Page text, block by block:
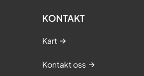
KONTAKT
Kart
Kontakt oss